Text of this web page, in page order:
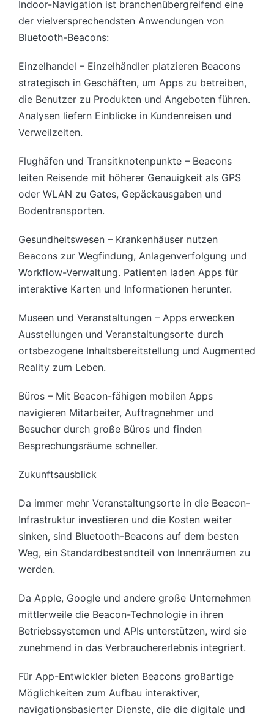
Indoor-Navigation ist branchenübergreifend eine
der vielversprechendsten Anwendungen von
Bluetooth-Beacons:
Einzelhandel – Einzelhändler platzieren Beacons
strategisch in Geschäften, um Apps zu betreiben,
die Benutzer zu Produkten und Angeboten führen.
Analysen liefern Einblicke in Kundenreisen und
Verweilzeiten.
Flughäfen und Transitknotenpunkte – Beacons
leiten Reisende mit höherer Genauigkeit als GPS
oder WLAN zu Gates, Gepäckausgaben und
Bodentransporten.
Gesundheitswesen – Krankenhäuser nutzen
Beacons zur Wegfindung, Anlagenverfolgung und
Workflow-Verwaltung. Patienten laden Apps für
interaktive Karten und Informationen herunter.
Museen und Veranstaltungen – Apps erwecken
Ausstellungen und Veranstaltungsorte durch
ortsbezogene Inhaltsbereitstellung und Augmented
Reality zum Leben.
Büros – Mit Beacon-fähigen mobilen Apps
navigieren Mitarbeiter, Auftragnehmer und
Besucher durch große Büros und finden
Besprechungsräume schneller.
Zukunftsausblick
Da immer mehr Veranstaltungsorte in die Beacon-
Infrastruktur investieren und die Kosten weiter
sinken, sind Bluetooth-Beacons auf dem besten
Weg, ein Standardbestandteil von Innenräumen zu
werden.
Da Apple, Google und andere große Unternehmen
mittlerweile die Beacon-Technologie in ihren
Betriebssystemen und APIs unterstützen, wird sie
zunehmend in das Verbrauchererlebnis integriert.
Für App-Entwickler bieten Beacons großartige
Möglichkeiten zum Aufbau interaktiver,
navigationsbasierter Dienste, die die digitale und